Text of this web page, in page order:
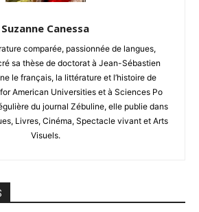
Suzanne Canessa
comparée, passionnée de langues,
sa thèse de doctorat à Jean-Sébastien
le français, la littérature et l’histoire de
for American Universities et à Sciences Po
du journal Zébuline, elle publie dans
Livres, Cinéma, Spectacle vivant et Arts
Visuels.